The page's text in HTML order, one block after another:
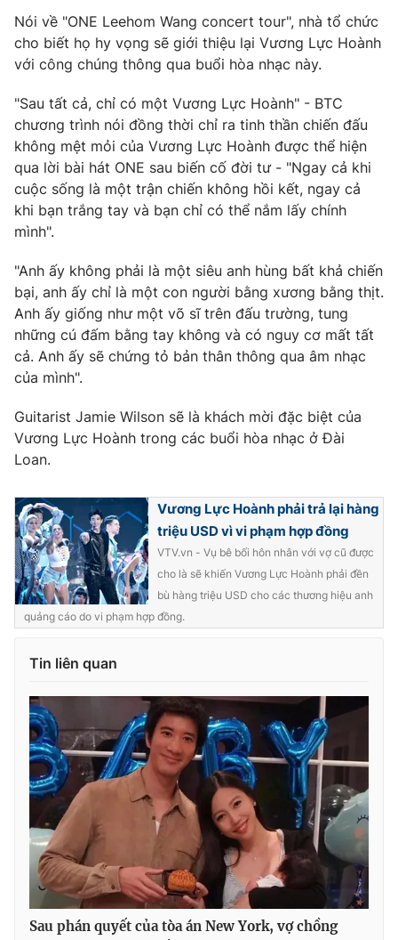
Thị trường
Tư vấn
Lịch phát sóng
Emagazine Podcast
Photo Infographic
Video
VTV Money VTV Thể thao
VTV Sức khoẻ Bất động sản
Thị trường 24h
VTV4 Vươn mình bằng AI
Liên hệ tòa soạn English
THỜI BÁO VTV
Theo dõi báo trên
Cơ quan chủ quản:Đài Truyền hình Việt Nam
Cơ quan báo chí: Thời báo VTV
Giấy phép hoạt động báo in và báo điện tử số 483/GP-BTTTT
cấp ngày 29/12/2023
Tổng Biên tập:
Vũ Thanh Thủy
Phó Tổng Biên tập:Nguyễn Thị Mỹ Hạnh, Phạm Quốc Thắng,
Nguyễn Trọng Ninh
Tổng đài VTV:024.38 355 931 - 024.38 355 932
Nói về "ONE Leehom Wang concert tour", nhà tổ chức
cho biết họ hy vọng sẽ giới thiệu lại Vương Lực Hoành
với công chúng thông qua buổi hòa nhạc này.
"Sau tất cả, chỉ có một Vương Lực Hoành" - BTC
chương trình nói đồng thời chỉ ra tinh thần chiến đấu
không mệt mỏi của Vương Lực Hoành được thể hiện
qua lời bài hát ONE sau biến cố đời tư - "Ngay cả khi
cuộc sống là một trận chiến không hồi kết, ngay cả
khi bạn trắng tay và bạn chỉ có thể nắm lấy chính
mình".
"Anh ấy không phải là một siêu anh hùng bất khả chiến
bại, anh ấy chỉ là một con người bằng xương bằng thịt.
Anh ấy giống như một võ sĩ trên đấu trường, tung
những cú đấm bằng tay không và có nguy cơ mất tất
cả. Anh ấy sẽ chứng tỏ bản thân thông qua âm nhạc
của mình".
Guitarist Jamie Wilson sẽ là khách mời đặc biệt của
Vương Lực Hoành trong các buổi hòa nhạc ở Đài
Loan.
Vương Lực Hoành phải trả lại hàng
triệu USD vì vi phạm hợp đồng
VTV.vn - Vụ bê bối hôn nhân với vợ cũ được
cho là sẽ khiến Vương Lực Hoành phải đền
bù hàng triệu USD cho các thương hiệu anh
quảng cáo do vi phạm hợp đồng.
Tin liên quan
Sau phán quyết của tòa án New York, vợ chồng